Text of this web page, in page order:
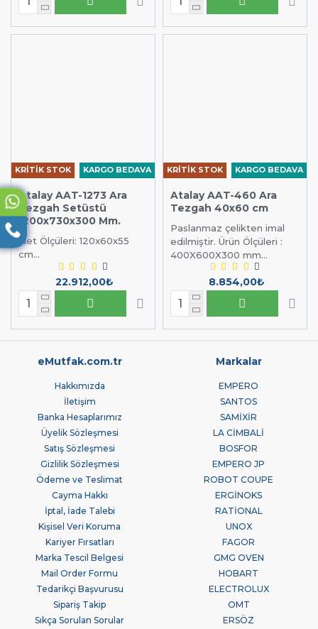
KARGO BEDAVA
KRİTİK STOK
Atalay AAT-1273 Ara
Tezgah Setüstü
1200x730x300 Mm.
Net Ölçüleri: 120x60x55
cm...
22.912,00₺
KARGO BEDAVA
KRİTİK STOK
Atalay AAT-460 Ara
Tezgah 40x60 cm
Paslanmaz çelikten imal
edilmiştir. Ürün Ölçüleri :
400X600X300 mm...
8.854,00₺
eMutfak.com.tr
Hakkımızda
İletişim
Banka Hesaplarımız
Üyelik Sözleşmesi
Satış Sözleşmesi
Gizlilik Sözleşmesi
Ödeme ve Teslimat
Cayma Hakkı
İptal, İade Talebi
Kişisel Veri Koruma
Kariyer Fırsatları
Marka Tescil Belgesi
Mail Order Formu
Tedarikçi Başvurusu
Sipariş Takip
Sıkça Sorulan Sorular
Markalar
EMPERO
SANTOS
SAMİXİR
LA CİMBALİ
BOSFOR
EMPERO JP
ROBOT COUPE
ERGİNOKS
RATİONAL
UNOX
FAGOR
GMG OVEN
HOBART
ELECTROLUX
OMT
ERSÖZ